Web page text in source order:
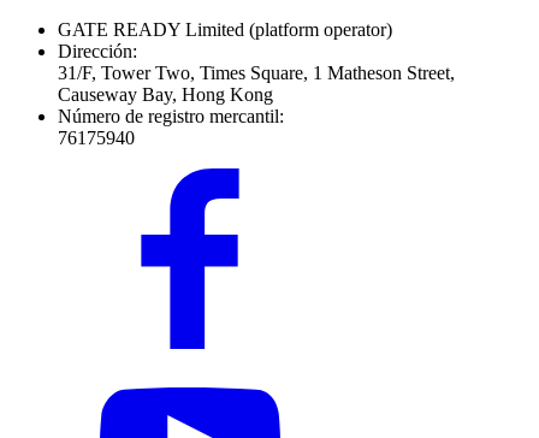
GATE READY Limited (platform operator)
Dirección:
31/F, Tower Two, Times Square, 1 Matheson Street,
Causeway Bay, Hong Kong
Número de registro mercantil:
76175940